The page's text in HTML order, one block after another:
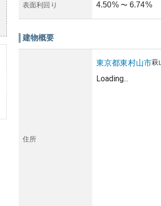
表面利回り 4.50% 〜 6.74%
建物概要
住所
東京都東村山市萩
Loading...